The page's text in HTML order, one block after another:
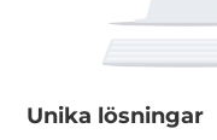
Unika lösningar